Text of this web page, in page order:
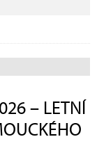
– LETNÍ